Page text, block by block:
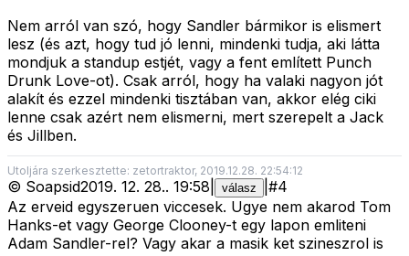
Nem arról van szó, hogy Sandler bármikor is elismert
lesz (és azt, hogy tud jó lenni, mindenki tudja, aki látta
mondjuk a standup estjét, vagy a fent említett Punch
Drunk Love-ot). Csak arról, hogy ha valaki nagyon jót
alakít és ezzel mindenki tisztában van, akkor elég ciki
lenne csak azért nem elismerni, mert szerepelt a Jack
és Jillben.
Utoljára szerkesztette: zetortraktor, 2019.12.28. 22:54:12
© Soapsid2019. 12. 28.. 19:58 válasz #4
Az erveid egyszeruen viccesek. Ugye nem akarod Tom
Hanks-et vagy George Clooney-t egy lapon emliteni
Adam Sandler-rel? Vagy akar a masik ket szineszrol is